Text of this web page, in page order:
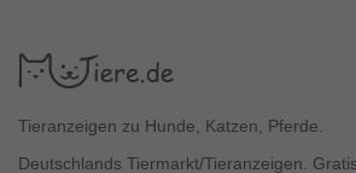
Tieranzeigen zu Hunde, Katzen, Pferde.
Deutschlands Tiermarkt/Tieranzeigen.